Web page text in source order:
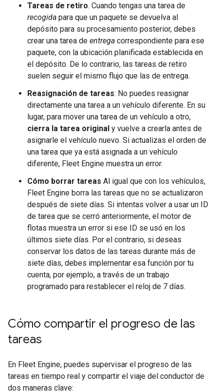
Tareas de retiro. Cuando tengas una tarea de
recogida para que un paquete se devuelva al
depósito para su procesamiento posterior, debes
crear una tarea de entrega correspondiente para ese
paquete, con la ubicación planificada establecida en
el depósito. De lo contrario, las tareas de retiro
suelen seguir el mismo flujo que las de entrega.
Reasignación de tareas: No puedes reasignar
directamente una tarea a un vehículo diferente. En su
lugar, para mover una tarea de un vehículo a otro,
cierra la tarea original y vuelve a crearla antes de
asignarle el vehículo nuevo. Si actualizas el orden de
una tarea que ya está asignada a un vehículo
diferente, Fleet Engine muestra un error.
Cómo borrar tareas Al igual que con los vehículos,
Fleet Engine borra las tareas que no se actualizaron
después de siete días. Si intentas volver a usar un ID
de tarea que se cerró anteriormente, el motor de
flotas muestra un error si ese ID se usó en los
últimos siete días. Por el contrario, si deseas
conservar los datos de las tareas durante más de
siete días, debes implementar esa función por tu
cuenta, por ejemplo, a través de un trabajo
programado para restablecer el reloj de 7 días.
Cómo compartir el progreso de las
tareas
En Fleet Engine, puedes supervisar el progreso de las
tareas en tiempo real y compartir el viaje del conductor de
dos maneras clave: